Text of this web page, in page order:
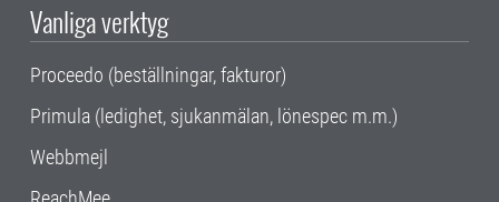
Vanliga verktyg
Proceedo (beställningar, fakturor)
Primula (ledighet, sjukanmälan, lönespec m.m.)
Webbmejl